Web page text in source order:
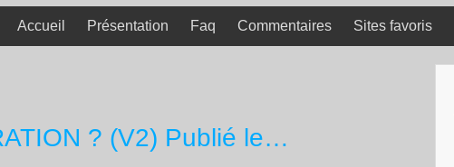
Accueil Présentation Faq Commentaires Sites favoris
? (V2) Publié le…